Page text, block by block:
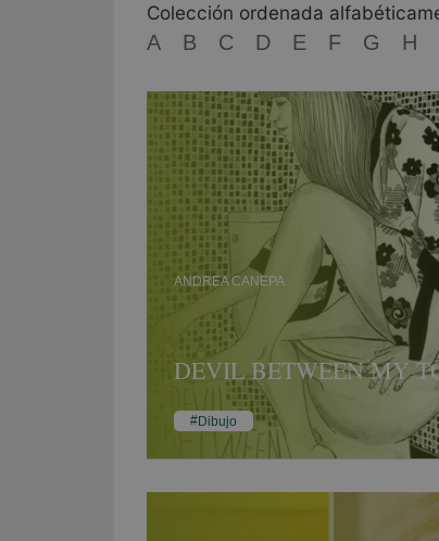
Colección ordenada
A B C D E F G H
ANDREA CANEPA
DEVIL BETWEEN MY
Dibujo